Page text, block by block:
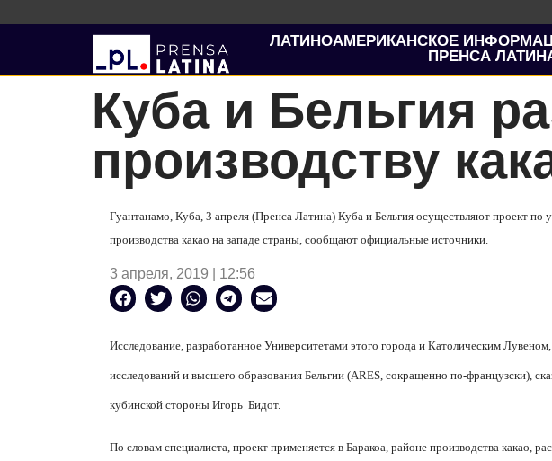
ЛАТИНОАМЕРИКАНСКОЕ
ПРЕНСА
Куба и Бельгия
производству
Гуантанамо, Куба, 3 апреля (Пренса Латина) Куба и Бельгия осуществляют проект по
производства какао на западе страны, сообщают официальные источники.
3 апреля, 2019 | 12:56
Исследование, разработанное Университетами этого города и Католическим
исследований и высшего образования Бельгии (ARES , сокращенно по-французски),
кубинской стороны Игорь Бидот.
По словам специалиста, проект применяется в Баракоа, районе производства какао,